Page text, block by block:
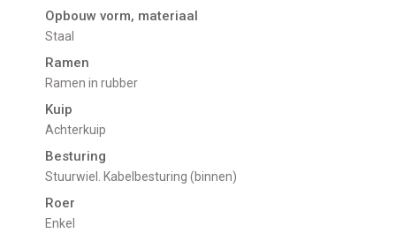
Opbouw vorm, materiaal
Staal
Ramen
Ramen in rubber
Kuip
Achterkuip
Besturing
Stuurwiel. Kabelbesturing (binnen)
Roer
Enkel